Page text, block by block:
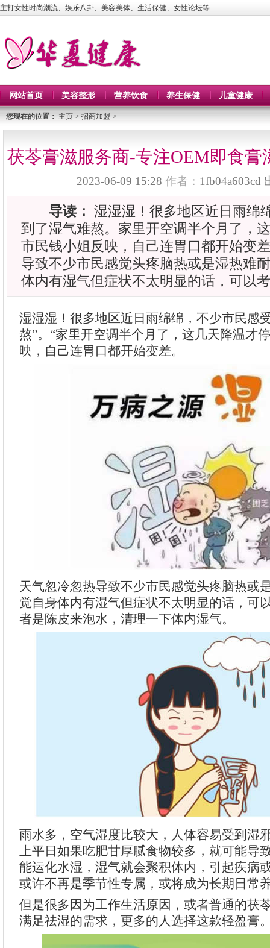
主打女性时尚潮流、娱乐八卦、美容美体、生活保健、女性论坛等
网站首页 美容整形 营养饮食 养生保健 儿童健康
您现在的位置： 主页 > 招商加盟 >
茯苓膏滋服务商-专注OEM即食膏
2023-06-09 15:28 作者： 1fb04a603cd
导读： 湿湿湿！很多地区近日雨绵
到了湿气难熬。家里开空调半个月了，
市民钱小姐反映，自己连胃口都开始变
导致不少市民感觉头疼脑热或是湿热难
体内有湿气但症状不太明显的话，可以
湿湿湿！很多地区近日雨绵绵，不少市民感
熬”。“家里开空调半个月了，这几天降温才
映，自己连胃口都开始变差。
天气忽冷忽热导致不少市民感觉头疼脑热或
觉自身体内有湿气但症状不太明显的话，可
者是陈皮来泡水，清理一下体内湿气。
雨水多，空气湿度比较大，人体容易受到湿
上平日如果吃肥甘厚腻食物较多，就可能导
能运化水湿，湿气就会聚积体内，引起疾病
或许不再是季节性专属，或将成为长期日常
但是很多因为工作生活原因，或者普通的茯
满足祛湿的需求，更多的人选择这款轻盈膏